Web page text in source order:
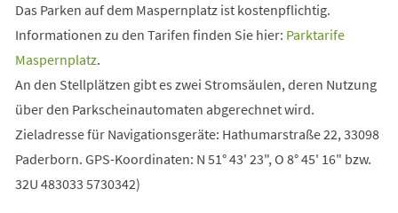
Das Parken auf dem Maspernplatz ist kostenpflichtig.
Informationen zu den Tarifen finden Sie hier: Parktarife
Maspernplatz
(Öffnet
einem
neuen
Tab)
.
An den Stellplätzen gibt es zwei Stromsäulen, deren Nutzung
über den Parkscheinautomaten abgerechnet wird.
Zieladresse für Navigationsgeräte: Hathumarstraße 22, 33098
Paderborn. GPS-Koordinaten: N 51° 43' 23", O 8° 45' 16" bzw.
32U 483033 5730342)